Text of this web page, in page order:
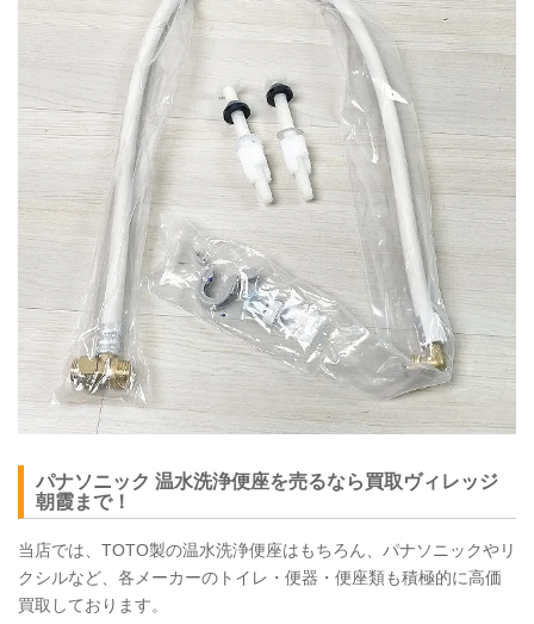
パナソニック 温水洗浄便座を売るなら買取ヴィレッジ
朝霞まで！
当店では、TOTO製の温水洗浄便座はもちろん、パナソニックやリ
クシルなど、各メーカーのトイレ・便器・便座類も積極的に高価
買取しております。